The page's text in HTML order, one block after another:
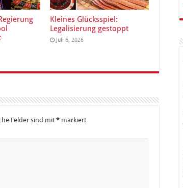
Kleines Glücksspiel:
Legalisierung gestoppt
Juli 6, 2026
Felder sind mit* markiert